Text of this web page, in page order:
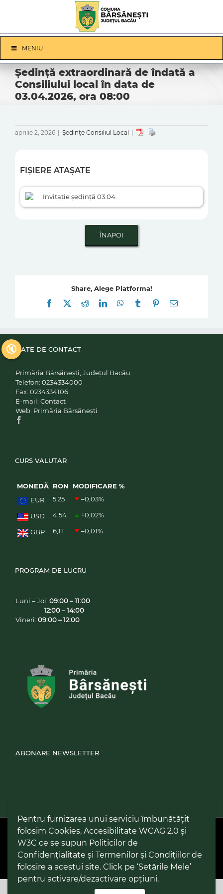
Pentru furnizarea unui serviciu îmbunătățit
folosim Cookies, Accesibilitate WCAG 2.0 și
W3C ce se supun Politicilor de
Confidențialitate și Termenilor și Condițiilor de
folosire a acestui site. Click pe ‘Setările Mele’
pentru activare/dezactivare opțiuni.
Navigation
MENIU
Ședință extraordinară de îndată a
Consiliului local în data de
03.04.2026, ora 08:00
aprilie 2, 2026 Ședințe Consiliul Local
FIȘIERE ATAȘATE
Invitație ședință 03.04.
Share, Alege Platforma!
Facebook
RedditLinkedInWhatsApp
Tumblr Pinterest
E-
DATE DE CONTACT
Primăria Bârsănești, Județul Bacău
Telefon: 0234334000
Fax: 0234334106
E-mail: Contact
Web: Primăria Bârsănești
CURS VALUTAR
MONEDĂ RON
MODIFICARE %
EUR
5,25 –0,03%
USD 4,54 +0,02%
GBP 6,11 –0,01%
PROGRAM DE LUCRU
Luni – Joi: 09:00 – 11:00
12:00 – 14:00
Vineri: 09:00 – 12:00
ABONARE NEWSLETTER
PPW @2026 |Hartă Website|Setări Cookies și Accesibilitate
Politică de utilizare Cookies|Politică de confidențialitate site
Termeni și condiții de utilizare a site-ului
🔇